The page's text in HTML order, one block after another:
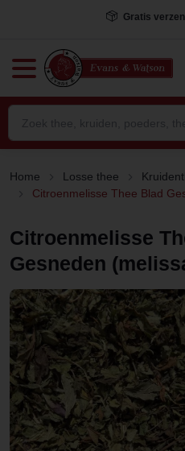
Voor 15.00 uur besteld
Home Losse thee
Citroenmelisse Thee Blad
Citroenmelisse
Gesneden